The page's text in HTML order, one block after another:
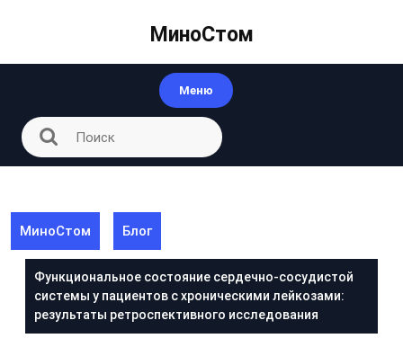
МиноСтом
Меню
МиноСтом Блог
Функциональное состояние сердечно-сосудистой
системы у пациентов с хроническими лейкозами:
результаты ретроспективного исследования